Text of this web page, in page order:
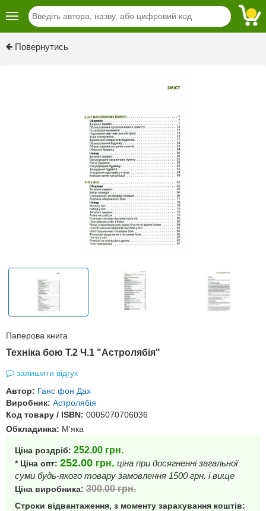
Повернутись
Паперова книга
Техніка бою Т.2 Ч.1 "Астролябія"
залишити відгук
Автор: Ганс фон Дах
Виробник: Астролябія
Код товару / ISBN: 0005070706036
Обкладинка: М'яка
Ціна роздріб: 252.00 грн.
* Ціна опт: 252.00 грн. ціна при досягненні загальної
суми будь-якого товару замовлення 1500 грн. і вище
Ціна виробника: 300.00грн.
Строки відвантаження, з моменту зарахування коштів: